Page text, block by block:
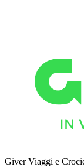
Giver Viaggi e